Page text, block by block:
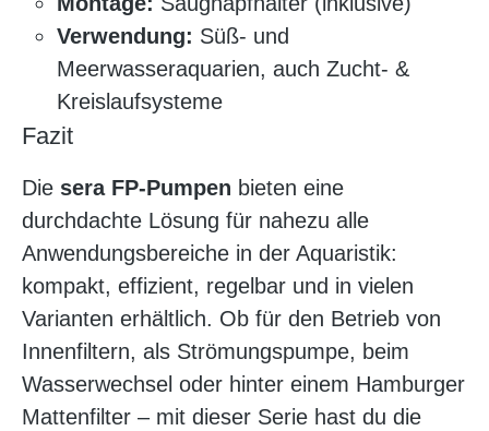
Verwendung: Süß- und
Meerwasseraquarien, auch Zucht- &
Kreislaufsysteme
Fazit
Die sera FP-Pumpen bieten eine
durchdachte Lösung für nahezu alle
Anwendungsbereiche in der Aquaristik:
kompakt, effizient, regelbar und in vielen
Varianten erhältlich. Ob für den Betrieb von
Innenfiltern, als Strömungspumpe, beim
Wasserwechsel oder hinter einem Hamburger
Mattenfilter – mit dieser Serie hast du die